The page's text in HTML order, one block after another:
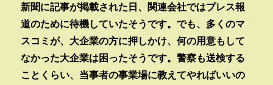
新聞に記事が掲載された日、関連会社ではプレス報
道のために待機していたそうです。でも、多くのマ
スコミが、大企業の方に押しかけ、何の用意もして
なかった大企業は困ったそうです。警察も送検する
ことくらい、当事者の事業場に教えてやればいいの